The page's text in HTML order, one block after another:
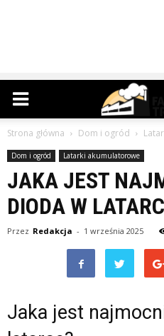
Strona główna Dom i ogród
Dom i ogród Latarki akumulatorowe
JAKA JEST
DIODA W
Przez Redakcja - 1 września 2025
Jaka jest